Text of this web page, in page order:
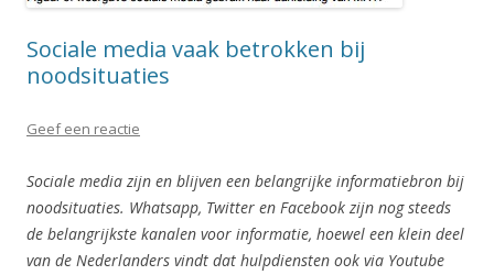
Sociale media vaak betrokken bij
noodsituaties
Geef een reactie
Sociale media zijn en blijven een belangrijke informatiebron bij
noodsituaties. Whatsapp, Twitter en Facebook zijn nog steeds
de belangrijkste kanalen voor informatie, hoewel een klein deel
van de Nederlanders vindt dat hulpdiensten ook via Youtube